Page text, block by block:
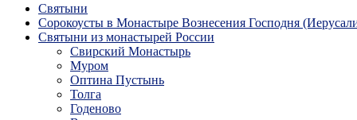
Святыни
Сорокоусты в Монастыре Вознесения Господня
Святыни из монастырей России
Свирский Монастырь
Муром
Оптина Пустынь
Толга
Годеново